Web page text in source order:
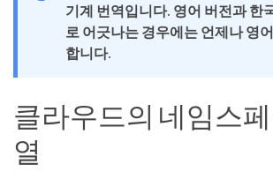
기계 번역입니다. 영어 버전과 한
로 어긋나는 경우에는 언제나 영
합니다.
클라우드의 네임스
열